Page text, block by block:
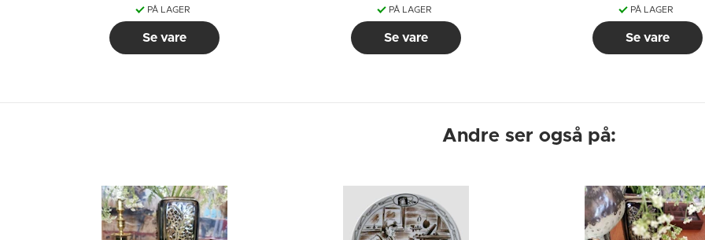
PÅ LAGER
Se vare
PÅ LAGER
Se vare
PÅ LAGER
Se vare
Andre ser også på: